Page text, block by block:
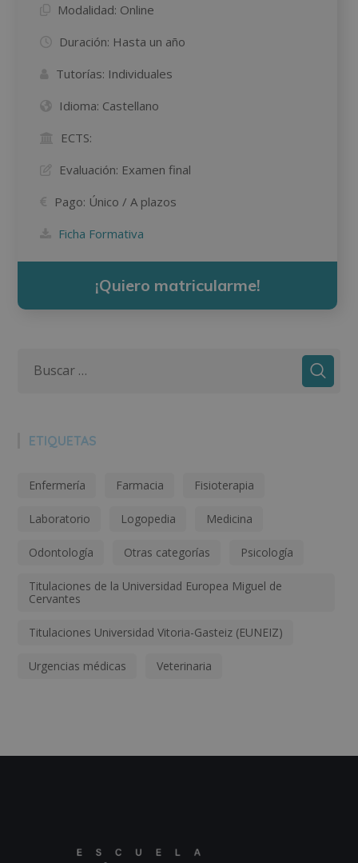
Modalidad: Online
Duración: Hasta un año
Tutorías: Individuales
Idioma: Castellano
ECTS:
Evaluación: Examen final
Pago: Único / A plazos
Ficha Formativa
¡Quiero matricularme!
ETIQUETAS
Enfermería Farmacia Fisioterapia
Laboratorio Logopedia Medicina
Odontología Otras categorías Psicología
Titulaciones de la Universidad Europea Miguel de
Cervantes
Titulaciones Universidad Vitoria-Gasteiz (EUNEIZ)
Urgencias médicas Veterinaria